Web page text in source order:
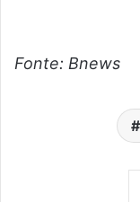
Fonte: Bnews